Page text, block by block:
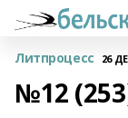
Литпроцесс 26
№12